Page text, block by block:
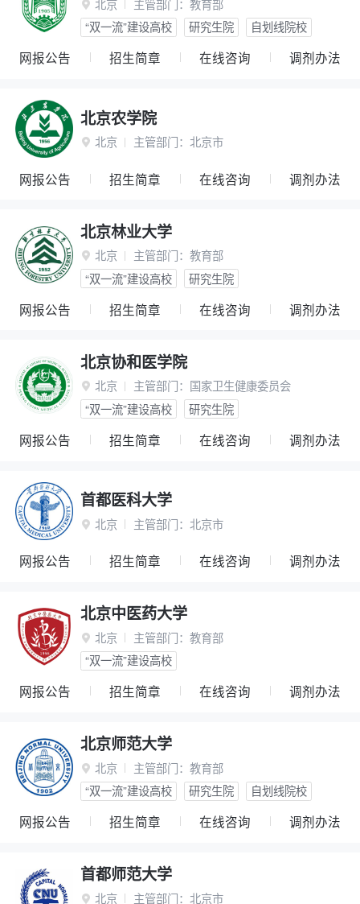
 北京 主管部门： 教育部
“双一流”建设高校
研究生院 自划线院校
网报公告 招生简章 在线咨询 调剂办法
北京农学院
 北京 主管部门： 北京市
网报公告 招生简章 在线咨询 调剂办法
北京林业大学
 北京 主管部门： 教育部
“双一流”建设高校
研究生院
网报公告 招生简章 在线咨询 调剂办法
北京协和医学院
 北京 主管部门： 国家卫生健康委员会
“双一流”建设高校
研究生院
网报公告 招生简章 在线咨询 调剂办法
首都医科大学
 北京 主管部门： 北京市
网报公告 招生简章 在线咨询 调剂办法
北京中医药大学
 北京 主管部门： 教育部
“双一流”建设高校
网报公告 招生简章 在线咨询 调剂办法
北京师范大学
 北京 主管部门： 教育部
“双一流”建设高校
研究生院 自划线院校
网报公告 招生简章 在线咨询 调剂办法
首都师范大学
 北京 主管部门： 北京市